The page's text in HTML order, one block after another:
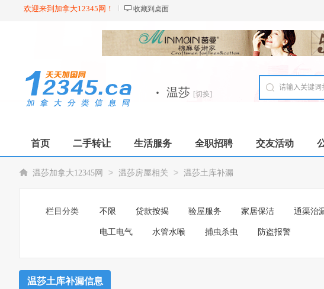
欢迎来到加拿大12345网！ 收藏到桌面
· 温莎 [切换]
首页 二手转让 生活服务 全职招聘 交友活动
温莎加拿大12345网 > 温莎房屋相关 > 温莎土库补漏
栏目分类 不限 贷款按揭 验屋服务 家居保洁 通渠治
电工电气 水管水喉 捕虫杀虫 防盗报警
温莎土库补漏信息